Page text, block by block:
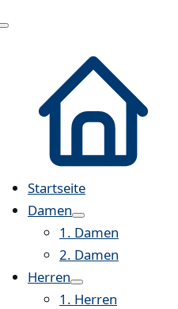
Menü
Startseite
Damen
1. Damen
2. Damen
Herren
1. Herren